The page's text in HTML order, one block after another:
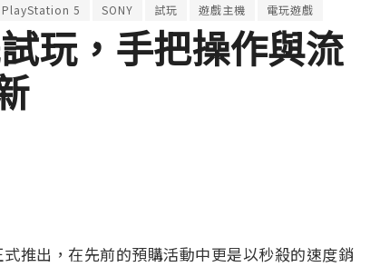
PlayStation 5 SONY 試玩 遊戲主機 電玩遊戲
玩，手把操作與流
推出，在先前的預購活動中更是以秒殺的速度銷